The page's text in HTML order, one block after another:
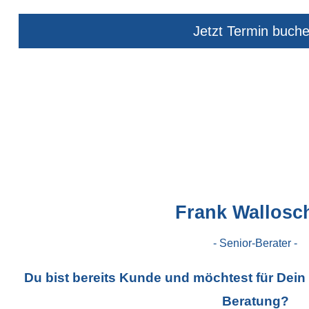
Jetzt Termin
Frank
- Senior-Berater -
Du bist bereits Kunde und möchtest für
Beratung?